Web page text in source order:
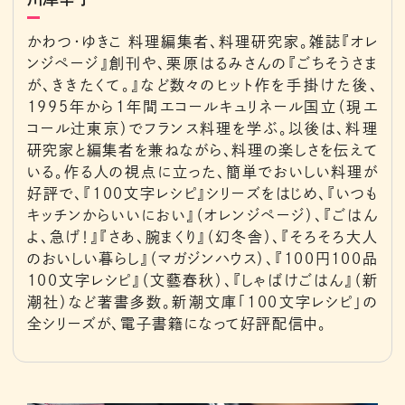
かわつ・ゆきこ 料理編集者、料理研究家。雑誌『オレ
ンジページ』創刊や、栗原はるみさんの『ごちそうさま
が、ききたくて。』など数々のヒット作を手掛けた後、
1995年から1年間エコールキュリネール国立（現エ
コール辻東京）でフランス料理を学ぶ。以後は、料理
研究家と編集者を兼ねながら、料理の楽しさを伝えて
いる。作る人の視点に立った、簡単でおいしい料理が
好評で、『100文字レシピ』シリーズをはじめ、『いつも
キッチンからいいにおい』（オレンジページ）、『ごはん
よ、急げ！』『さあ、腕まくり』（幻冬舎）、『そろそろ大人
のおいしい暮らし』（マガジンハウス）、『100円100品
100文字レシピ』（文藝春秋）、『しゃばけごはん』（新
潮社）など著書多数。新潮文庫「100文字レシピ」の
全シリーズが、電子書籍になって好評配信中。